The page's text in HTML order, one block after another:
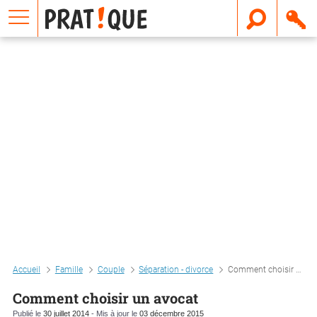
Accueil Famille Couple Séparation - divorce Comment choisir un avocat
Comment choisir un avocat
Publié le 30 juillet 2014 - Mis à jour le 03 décembre 2015
E
m
a